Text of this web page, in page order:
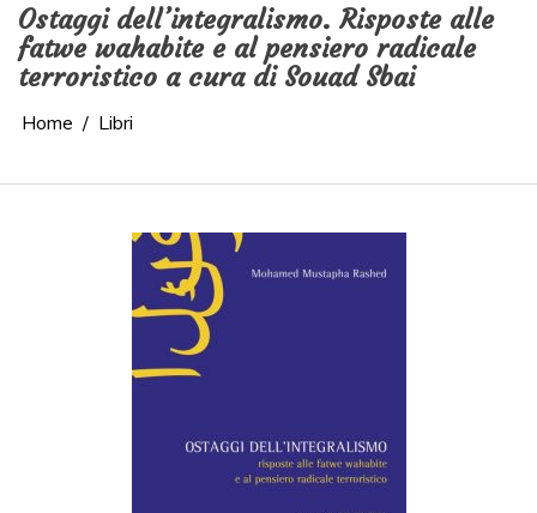
Ostaggi dell’integralismo. Risposte alle
fatwe wahabite e al pensiero radicale
terroristico a cura di Souad Sbai
Home Libri